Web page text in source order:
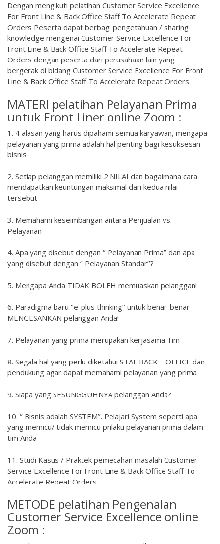
Dengan mengikuti pelatihan Customer Service Excellence
For Front Line & Back Office Staff To Accelerate Repeat
Orders Peserta dapat berbagi pengetahuan / sharing
knowledge mengenai Customer Service Excellence For
Front Line & Back Office Staff To Accelerate Repeat
Orders dengan peserta dari perusahaan lain yang
bergerak di bidang Customer Service Excellence For Front
Line & Back Office Staff To Accelerate Repeat Orders
MATERI pelatihan Pelayanan Prima
untuk Front Liner online Zoom :
1. 4 alasan yang harus dipahami semua karyawan, mengapa
pelayanan yang prima adalah hal penting bagi kesuksesan
bisnis
2. Setiap pelanggan memiliki 2 NILAI dan bagaimana cara
mendapatkan keuntungan maksimal dari kedua nilai
tersebut
3. Memahami keseimbangan antara Penjualan vs.
Pelayanan
4. Apa yang disebut dengan ‘’ Pelayanan Prima’’ dan apa
yang disebut dengan ‘’ Pelayanan Standar’’?
5. Mengapa Anda TIDAK BOLEH memuaskan pelanggan!
6. Paradigma baru ‘’e-plus thinking’’ untuk benar-benar
MENGESANKAN pelanggan Anda!
7. Pelayanan yang prima merupakan kerjasama Tim
8. Segala hal yang perlu diketahui STAF BACK – OFFICE dan
pendukung agar dapat memahami pelayanan yang prima
9. Siapa yang SESUNGGUHNYA pelanggan Anda?
10. ‘’ Bisnis adalah SYSTEM’’. Pelajari System seperti apa
yang memicu/ tidak memicu prilaku pelayanan prima dalam
tim Anda
11. Studi Kasus / Praktek pemecahan masalah Customer
Service Excellence For Front Line & Back Office Staff To
Accelerate Repeat Orders
METODE pelatihan Pengenalan
Customer Service Excellence online
Zoom :